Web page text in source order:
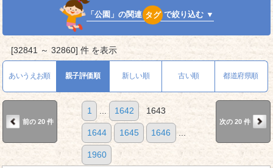
「公園」の関連 タグ で絞り込む ▼
[32841 ～ 32860] 件 を表示
あいうえお順 親子評価順 新しい順 古い順 都道府県順
前の 20 件
1 ... 1642 1643
1644 1645 1646 ...
1960
次の 20 件